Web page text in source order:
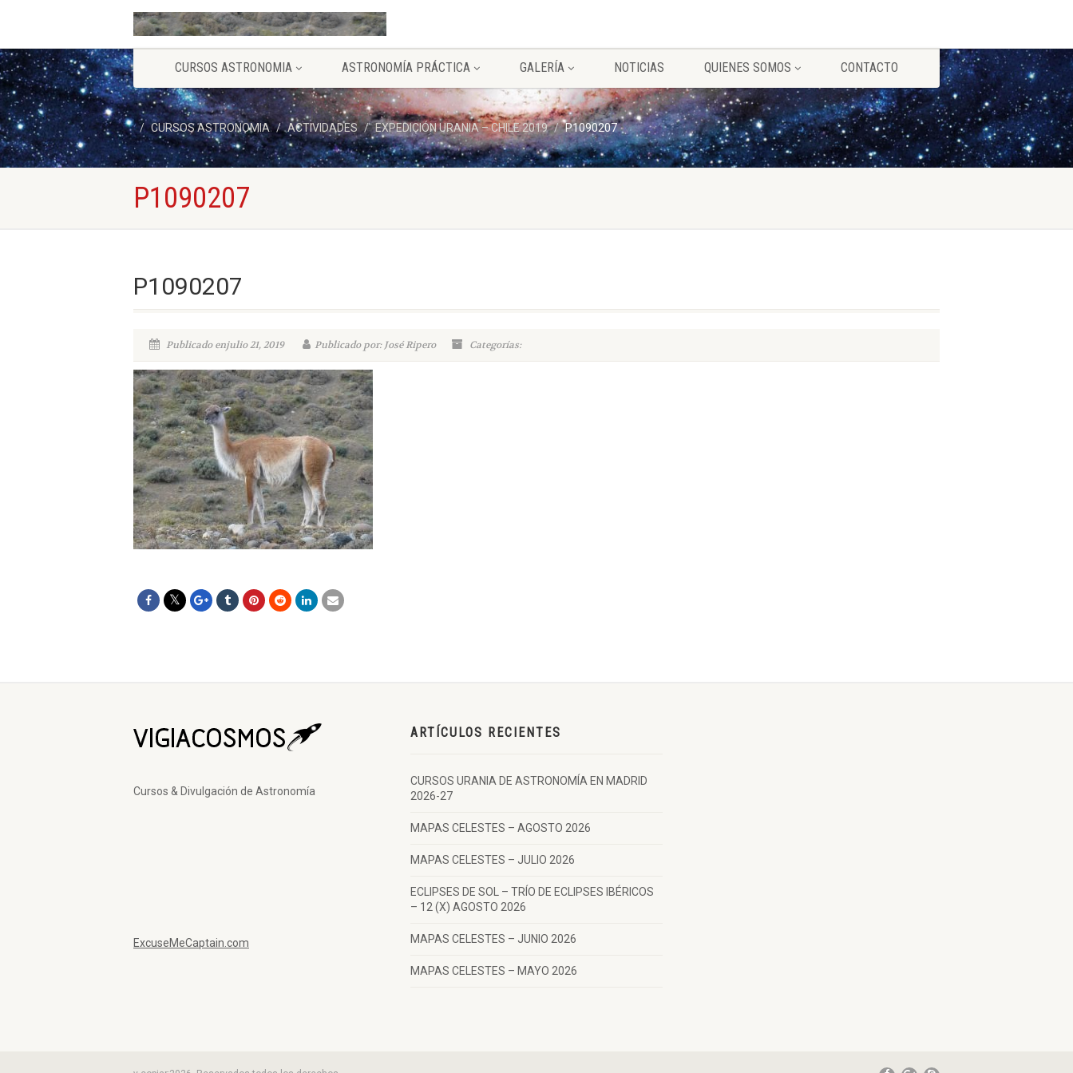
CURSOS ASTRONOMIA ASTRONOMÍA PRÁCTICA GALERÍA NOTICIAS QUIENES SOMOS CONTACTO
CURSOS ASTRONOMIA ACTIVIDADES EXPEDICIÓN URANIA – CHILE 2019 P1090207
P1090207
P1090207
Publicado enjulio 21, 2019 Publicado por: José Ripero Categorías:
Cursos & Divulgación de Astronomía
ExcuseMeCaptain.com
ARTÍCULOS RECIENTES
CURSOS URANIA DE ASTRONOMÍA EN MADRID
2026-27
MAPAS CELESTES – AGOSTO 2026
MAPAS CELESTES – JULIO 2026
ECLIPSES DE SOL – TRÍO DE ECLIPSES IBÉRICOS
– 12 (X) AGOSTO 2026
MAPAS CELESTES – JUNIO 2026
MAPAS CELESTES – MAYO 2026